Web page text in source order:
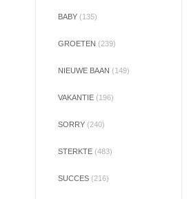
BABY (135)
GROETEN (239)
NIEUWE BAAN (149)
VAKANTIE (196)
SORRY (240)
STERKTE (483)
SUCCES (216)